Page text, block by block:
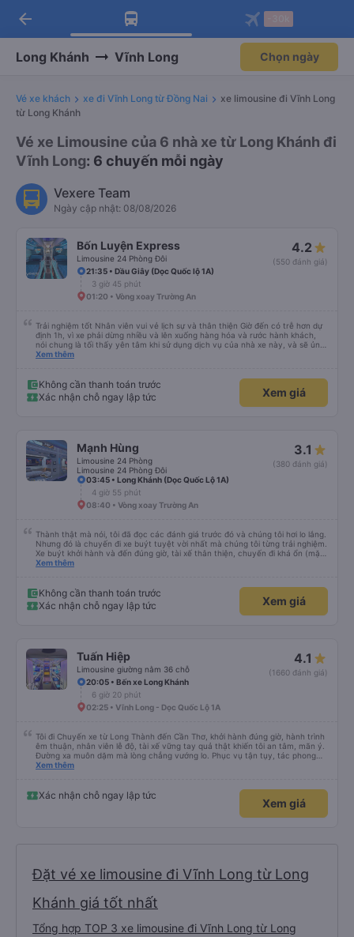
Tải app Vexere ngay!
Nhận ưu đãi thành viên độc
Mở app
Tải app Vexere
-30k/ghế khi đặt vé máy bay qua
Mở app
arrow_back
Long Khánh Vĩnh Long Chọn ngày
Vé xe khách xe đi Vĩnh Long từ Đồng Nai
xe limousine đi Vĩnh Long
từ Long Khánh
Vé xe Limousine của 6 nhà xe từ Long Khánh đi
Vĩnh Long: 6 chuyến mỗi ngày
Vexere Team
Ngày cập nhật: 08/08/2026
Bốn Luyện Express
Limousine 24 Phòng Đôi
4.2
(550 đánh giá)
21:35 • Dầu Giây (Dọc Quốc lộ 1A)
3 giờ 45 phút
01:20 • Vòng xoay Trường An
Trải nghiệm tốt Nhân viên vui vẻ lịch sự và thân thiện Giờ đến có trễ hơn dự
định 1h, vì xe phải dừng nhiều và lên xuống hàng hóa và rước hành khách,
nói chung là tối thấy yên tâm khi sử dụng dịch vụ của nhà xe này, và sẽ ủng
hộ và giới thiệu cho người thân sử dụng dịch vụ của nhà xe này
Xem thêm
Không cần thanh toán trước
Xác nhận chỗ ngay lập tức
Xem giá
Mạnh Hùng
Limousine 24 Phòng
Limousine 24 Phòng Đôi
3.1
(380 đánh giá)
03:45 • Long Khánh (Dọc Quốc Lộ 1A)
4 giờ 55 phút
08:40 • Vòng xoay Trường An
Thành thật mà nói, tôi đã đọc các đánh giá trước đó và chúng tôi hơi lo lắng.
Nhưng đó là chuyến đi xe buýt tuyệt vời nhất mà chúng tôi từng trải nghiệm.
Xe buýt khởi hành và đến đúng giờ, tài xế thân thiện, chuyến đi khá ổn (mặc
dù vẫn hơi xóc, nhưng đó là đặc trưng của Việt Nam ^^), và chỗ ngồi thoải
Xem thêm
Không cần thanh toán trước
Xác nhận chỗ ngay lập tức
Xem giá
Tuấn Hiệp
Limousine giường nằm 36 chỗ
4.1
(1660 đánh giá)
20:05 • Bến xe Long Khánh
6 giờ 20 phút
02:25 • Vĩnh Long - Dọc Quốc Lộ 1A
Tôi đi Chuyến xe từ Long Thành đến Cần Thơ, khởi hành đúng giờ, hành trình
êm thuận, nhân viên lễ độ, tài xế vững tay quả thật khiến tôi an tâm, mãn ý.
Đường xa muôn dặm mà lòng chẳng vướng lo. Phục vụ tận tụy, tác phong
nghiêm cẩn, hiếm thấy giữa thời buổi kim tiền vội vã. Xã hội loạn đạo. Xin gửi
Xem thêm
Xác nhận chỗ ngay lập tức
Xem giá
Đặt vé xe limousine đi Vĩnh Long từ Long
Khánh giá tốt nhất
Tổng hợp TOP 3 xe limousine đi Vĩnh Long từ Long